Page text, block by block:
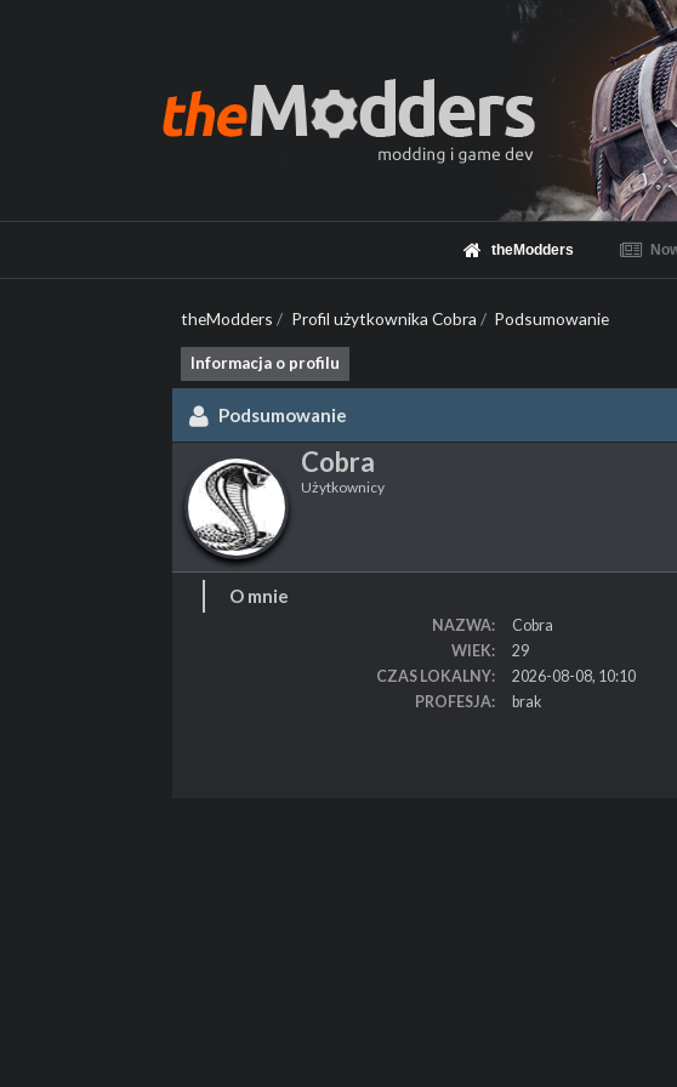
theModders
theModders / Profil użytkownika Cobra / Podsumowanie
Informacja o profilu
Podsumowanie
Cobra
Użytkownicy
O mnie
NAZWA
Cobra
WIEK
29
CZAS LOKALNY
2026-08-08, 10:10
PROFESJA
brak